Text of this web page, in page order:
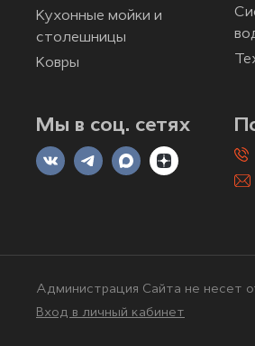
Кухонные мойки и
столешницы
Ковры
Мы в соц. сетях
Администрация Сайта не несет
Вход в личный кабинет